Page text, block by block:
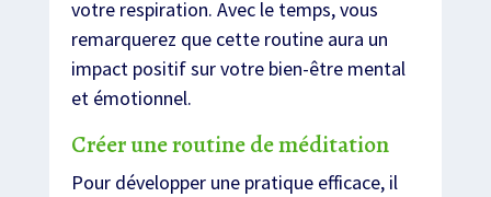
votre respiration. Avec le temps, vous
remarquerez que cette routine aura un
impact positif sur votre bien-être mental
et émotionnel.
Créer une routine de méditation
Pour développer une pratique efficace, il